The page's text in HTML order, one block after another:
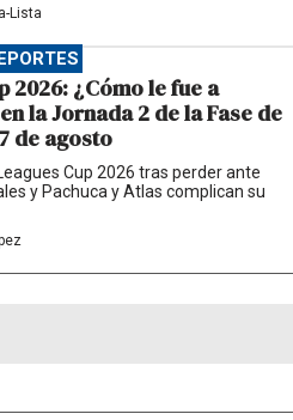
Lista
2026: ¿Cómo le fue a
la Jornada 2 de la Fase de
de agosto
Cup 2026 tras perder ante
y Pachuca y Atlas complican su